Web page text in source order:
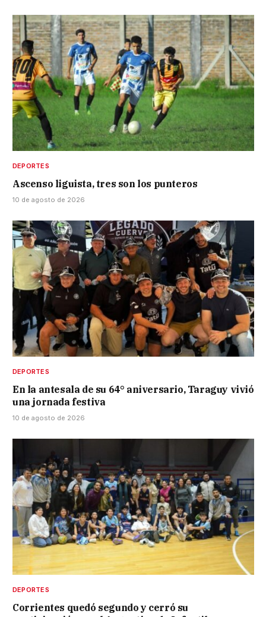
DEPORTES
Ascenso liguista, tres son los punteros
10 de agosto de 2026
DEPORTES
En la antesala de su 64° aniversario, Taraguy vivió
una jornada festiva
10 de agosto de 2026
DEPORTES
Corrientes quedó segundo y cerró su